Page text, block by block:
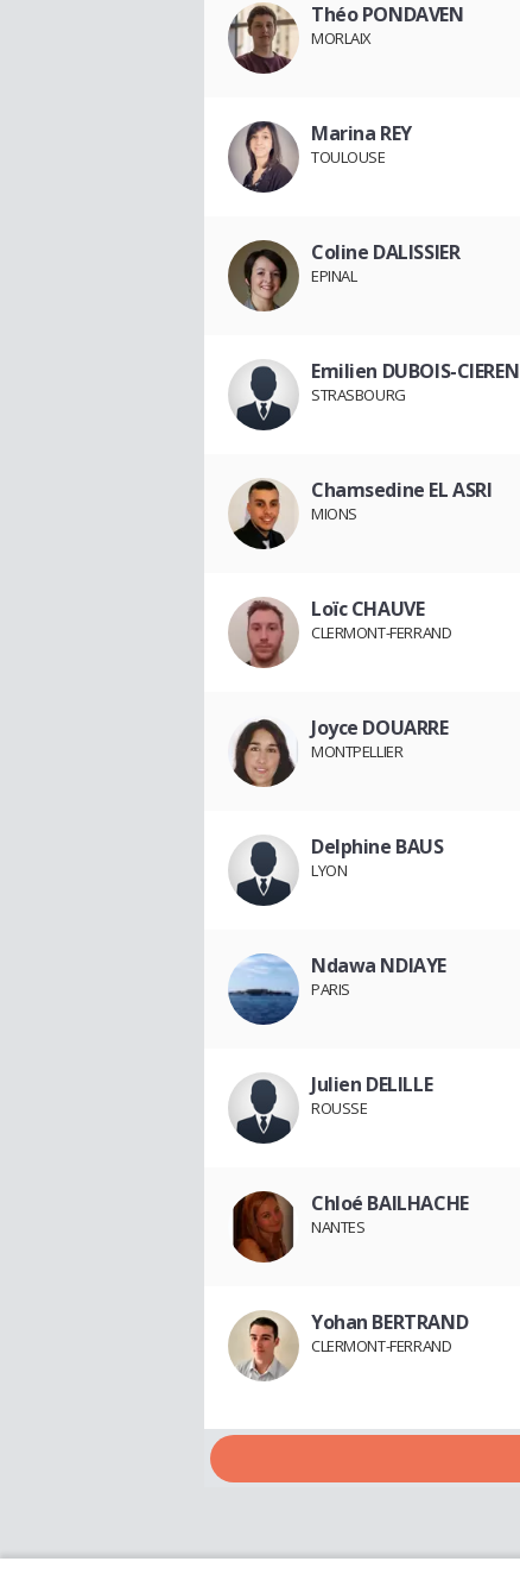
Théo PONDAVEN
MORLAIX
Marina REY
TOULOUSE
Coline DALISSIER
EPINAL
Emilien DUBOIS-CIEREN
STRASBOURG
Chamsedine EL ASRI
MIONS
Loïc CHAUVE
CLERMONT-FERRAND
Joyce DOUARRE
MONTPELLIER
Delphine BAUS
LYON
Ndawa NDIAYE
PARIS
Julien DELILLE
ROUSSE
Chloé BAILHACHE
NANTES
Yohan BERTRAND
CLERMONT-FERRAND